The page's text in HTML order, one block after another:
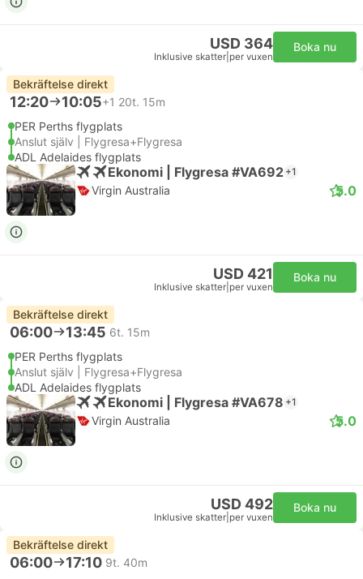
USD 364
Inklusive skatter per vuxen
Boka nu
Bekräftelse direkt
12:20 10:05+1 20t. 15m
PER Perths flygplats
Anslut själv | Flygresa+Flygresa
ADL Adelaides flygplats
Ekonomi | Flygresa #VA692 +1
Virgin Australia 5.0
USD 421
Inklusive skatter per vuxen
Boka nu
Bekräftelse direkt
06:00 13:45 6t. 15m
PER Perths flygplats
Anslut själv | Flygresa+Flygresa
ADL Adelaides flygplats
Ekonomi | Flygresa #VA678 +1
Virgin Australia 5.0
USD 492
Inklusive skatter per vuxen
Boka nu
Bekräftelse direkt
06:00 17:10 9t. 40m